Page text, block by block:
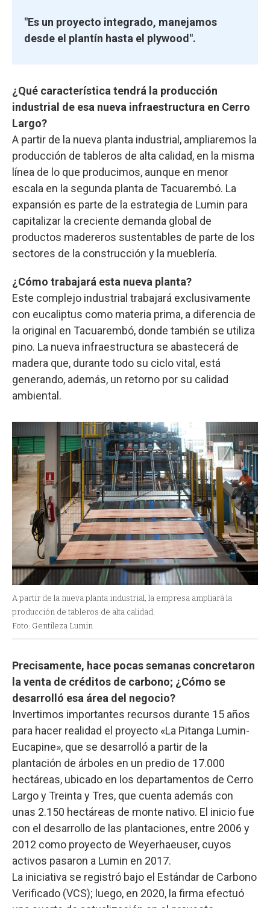
"Es un proyecto integrado, manejamos
desde el plantín hasta el plywood".
¿Qué característica tendrá la producción
industrial de esa nueva infraestructura en Cerro
Largo?
A partir de la nueva planta industrial, ampliaremos la
producción de tableros de alta calidad, en la misma
línea de lo que producimos, aunque en menor
escala en la segunda planta de Tacuarembó. La
expansión es parte de la estrategia de Lumin para
capitalizar la creciente demanda global de
productos madereros sustentables de parte de los
sectores de la construcción y la mueblería.
¿Cómo trabajará esta nueva planta?
Este complejo industrial trabajará exclusivamente
con eucaliptus como materia prima, a diferencia de
la original en Tacuarembó, donde también se utiliza
pino. La nueva infraestructura se abastecerá de
madera que, durante todo su ciclo vital, está
generando, además, un retorno por su calidad
ambiental.
A partir de la nueva planta industrial, la empresa ampliará la
producción de tableros de alta calidad.
Foto: Gentileza Lumin
Precisamente, hace pocas semanas concretaron
la venta de créditos de carbono; ¿Cómo se
desarrolló esa área del negocio?
Invertimos importantes recursos durante 15 años
para hacer realidad el proyecto «La Pitanga Lumin-
Eucapine», que se desarrolló a partir de la
plantación de árboles en un predio de 17.000
hectáreas, ubicado en los departamentos de Cerro
Largo y Treinta y Tres, que cuenta además con
unas 2.150 hectáreas de monte nativo. El inicio fue
con el desarrollo de las plantaciones, entre 2006 y
2012 como proyecto de Weyerhaeuser, cuyos
activos pasaron a Lumin en 2017.
La iniciativa se registró bajo el Estándar de Carbono
Verificado (VCS); luego, en 2020, la firma efectuó